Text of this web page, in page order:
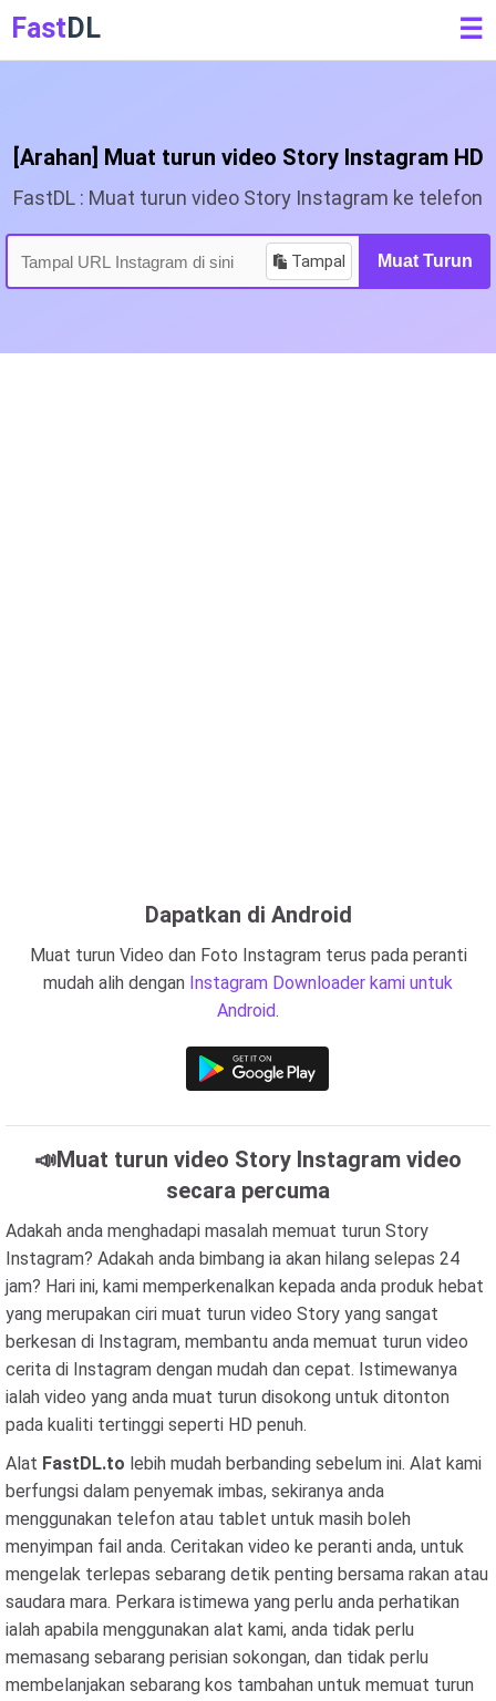
Fast DL ☰
[Arahan] Muat turun video Story Instagram HD
FastDL : Muat turun video Story Instagram ke telefon
Tampal Muat Turun
Dapatkan di Android
Muat turun Video dan Foto Instagram terus pada peranti
mudah alih dengan Instagram Downloader kami untuk
Android.
📣Muat turun video Story Instagram video
secara percuma
Adakah anda menghadapi masalah memuat turun Story
Instagram? Adakah anda bimbang ia akan hilang selepas 24
jam? Hari ini, kami memperkenalkan kepada anda produk hebat
yang merupakan ciri muat turun video Story yang sangat
berkesan di Instagram, membantu anda memuat turun video
cerita di Instagram dengan mudah dan cepat. Istimewanya
ialah video yang anda muat turun disokong untuk ditonton
pada kualiti tertinggi seperti HD penuh.
Alat FastDL.to lebih mudah berbanding sebelum ini. Alat kami
berfungsi dalam penyemak imbas, sekiranya anda
menggunakan telefon atau tablet untuk masih boleh
menyimpan fail anda. Ceritakan video ke peranti anda, untuk
mengelak terlepas sebarang detik penting bersama rakan atau
saudara mara. Perkara istimewa yang perlu anda perhatikan
ialah apabila menggunakan alat kami, anda tidak perlu
memasang sebarang perisian sokongan, dan tidak perlu
membelanjakan sebarang kos tambahan untuk memuat turun